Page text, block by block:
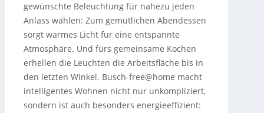
gewünschte Beleuchtung für nahezu jeden
Anlass wählen: Zum gemütlichen Abendessen
sorgt warmes Licht für eine entspannte
Atmosphäre. Und fürs gemeinsame Kochen
erhellen die Leuchten die Arbeitsfläche bis in
den letzten Winkel. Busch-free@home macht
intelligentes Wohnen nicht nur unkompliziert,
sondern ist auch besonders energieeffizient: